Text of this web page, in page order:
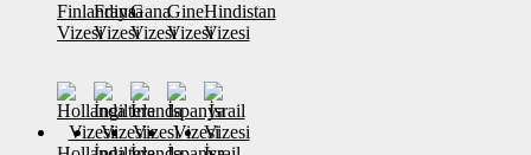
Finlandiya
Vizesi
Fransa
Vizesi
Gana
Vizesi
Gine
Vizesi
Hindistan
Vizesi